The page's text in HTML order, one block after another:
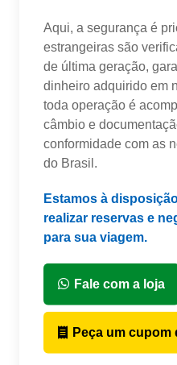
Aqui, a segurança é
estrangeiras são
de última geração,
dinheiro adquirido em
toda operação é
câmbio e
conformidade com as
do Brasil.
Estamos à
realizar reservas e
para sua viagem.
Fale com a loja
Peça um cupom